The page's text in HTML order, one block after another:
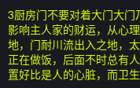
3厨房门不要对着大门大门
影响主人家的财运，从心
地，门耐川流出入之地，
正在做饭，后面不时总有
置好比是人的心脏，而卫生